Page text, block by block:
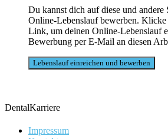
Du kannst dich auf diese und andere
Online-Lebenslauf bewerben. Klicke
Link, um deinen Online-Lebenslauf
Bewerbung per E-Mail an diesen
DentalKarriere
Impressum